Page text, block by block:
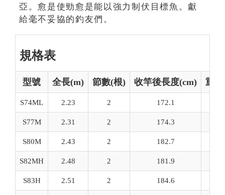
亞。愈是使勁愈是能以強力制伏目標魚。獻
給毫不妥協的釣友們。
規格表
型號 全長(m) 節數(根) 收竿後長度(cm) 重量
S74ML 2.23 2 172.1
S77M 2.31 2 174.3
S80M 2.43 2 182.7
S82MH 2.48 2 181.9
S83H 2.51 2 184.6